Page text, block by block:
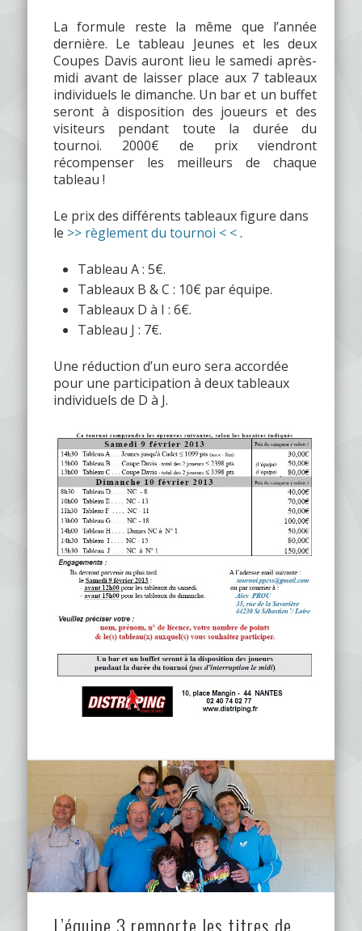
La formule reste la même que l’année
dernière. Le tableau Jeunes et les deux
Coupes Davis auront lieu le samedi après-
midi avant de laisser place aux 7 tableaux
individuels le dimanche. Un bar et un buffet
seront à disposition des joueurs et des
visiteurs pendant toute la durée du
tournoi. 2000€ de prix viendront
récompenser les meilleurs de chaque
tableau !
Le prix des différents tableaux figure dans
le >> règlement du tournoi < <.
Tableau A : 5€.
Tableaux B & C : 10€ par équipe.
Tableaux D à I : 6€.
Tableau J : 7€.
Une réduction d’un euro sera accordée
pour une participation à deux tableaux
individuels de D à J.